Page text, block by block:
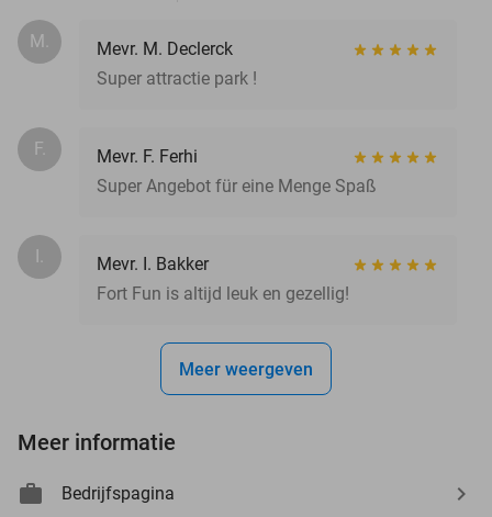
M.
Mevr. M. Declerck
Super attractie park !
F.
Mevr. F. Ferhi
Super Angebot für eine Menge Spaß
I.
Mevr. I. Bakker
Fort Fun is altijd leuk en gezellig!
Meer weergeven
Meer informatie
Bedrijfspagina